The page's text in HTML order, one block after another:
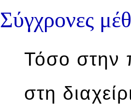
Σύγχρονες
Τόσο στην
στη